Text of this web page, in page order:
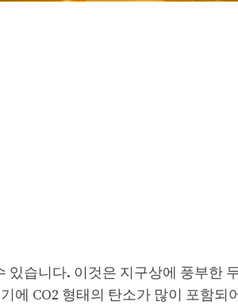
있습니다. 이것은 지구상에 풍부한
에 CO2 형태의 탄소가 많이 포함되